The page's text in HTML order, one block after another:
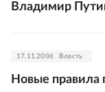
Владимир
17.11.2006 Власть
Новые правила